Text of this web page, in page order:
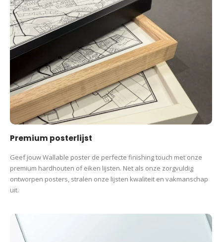
Premium posterlijst
Geef jouw Wallable poster de perfecte finishing touch met onze
premium hardhouten of eiken lijsten. Net als onze zorgvuldig
ontworpen posters, stralen onze lijsten kwaliteit en vakmanschap
uit.